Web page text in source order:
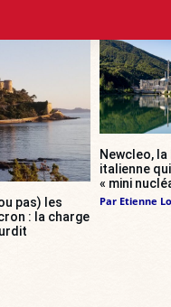
pas) les
: la charge
Newcleo,
italienne
« mini
Par Etienne